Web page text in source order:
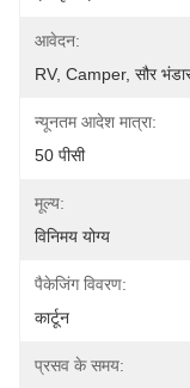
आवेदन:
RV, Camper, सौर
न्यूनतम आदेश मात्रा:
50 पीसी
मूल्य:
विनिमय योग्य
पैकेजिंग विवरण:
कार्टून
प्रसव के समय: